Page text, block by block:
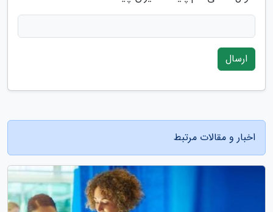
ارسال
اخبار و مقالات مرتبط